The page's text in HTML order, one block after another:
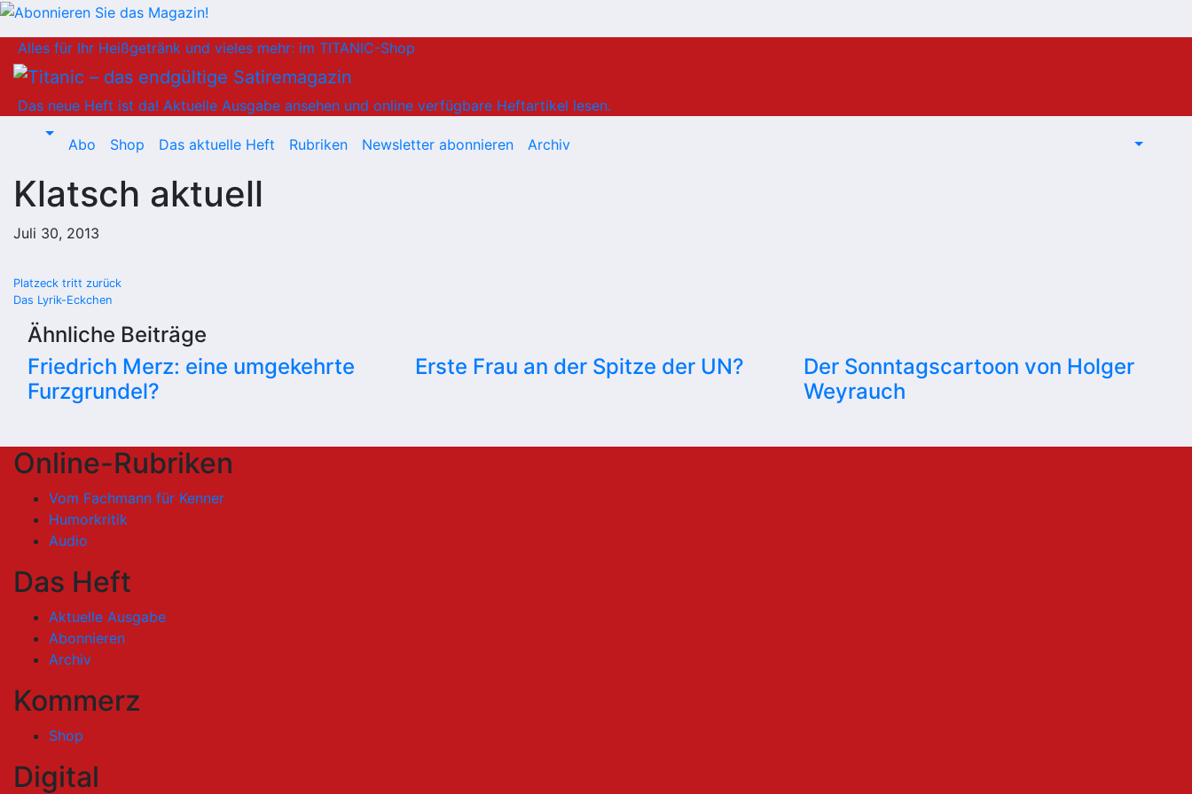
Inhalt
springen
Alles für Ihr Heißgetränk und vieles mehr: im TITANIC-Shop
Das neue Heft ist da! Aktuelle Ausgabe ansehen und online verfügbare Heftartikel lesen.
Abo Shop Das aktuelle Heft Rubriken Newsletter abonnieren Archiv
Klatsch aktuell
Juli 30, 2013
Beitragsnavigation
Platzeck tritt zurück
Das Lyrik-Eckchen
Ähnliche Beiträge
Friedrich Merz: eine umgekehrte
Furzgrundel?
Erste Frau an der Spitze der UN?
Der Sonntagscartoon von Holger
Weyrauch
Online-Rubriken
Vom Fachmann für Kenner
Humorkritik
Audio
Das Heft
Aktuelle Ausgabe
Abonnieren
Archiv
Kommerz
Shop
Digital